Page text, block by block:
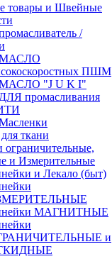
товары и Швейные
/
МАСЛО
ПШМ
"J U K I"
промасливания
ткани
ограничительные,
и Измерительные
и Лекало (быт)
МАГНИТНЫЕ
и